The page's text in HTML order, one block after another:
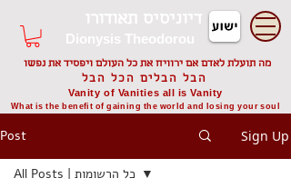
דיוניסיס תאודורו
Dionysis Theodorou
מה תועלת לאדם אם ירוויח את כל העולם ויפסיד את נפשו
הבל הבלים הכל הבל
Vanity of Vanities all is Vanity
What is the benefit of gaining the world and losing your soul
Post Sign Up
All Posts | כל הרשומות